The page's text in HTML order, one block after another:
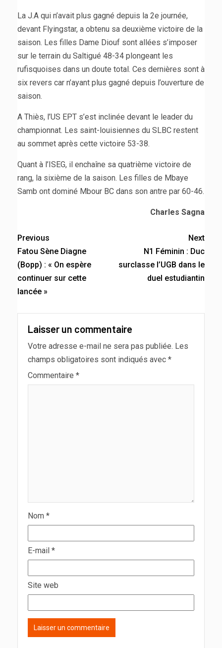
La J.A qui n’avait plus gagné depuis la 2e journée,
devant Flyingstar, a obtenu sa deuxième victoire de la
saison. Les filles Dame Diouf sont allées s’imposer
sur le terrain du Saltigué 48-34 plongeant les
rufisquoises dans un doute total. Ces dernières sont à
six revers car n’ayant plus gagné depuis l’ouverture de
saison.
A Thiès, l’US EPT s’est inclinée devant le leader du
championnat. Les saint-louisiennes du SLBC restent
au sommet après cette victoire 53-38.
Quant à l’ISEG, il enchaîne sa quatrième victoire de
rang, la sixième de la saison. Les filles de Mbaye
Samb ont dominé Mbour BC dans son antre par 60-46.
Charles Sagna
Previous
Fatou Sène Diagne
(Bopp) : « On espère
continuer sur cette
lancée »
Next
N1 Féminin : Duc
surclasse l’UGB dans le
duel estudiantin
Laisser un commentaire
Votre adresse e-mail ne sera pas publiée. Les
champs obligatoires sont indiqués avec *
Commentaire *
Nom *
E-mail *
Site web